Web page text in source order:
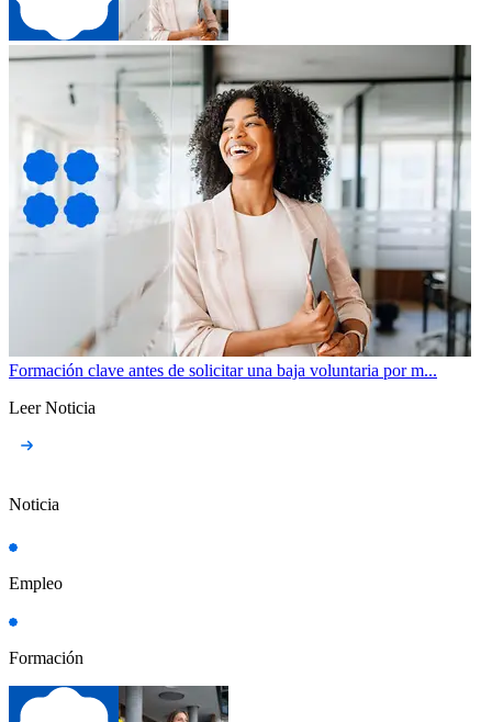
Formación clave antes de solicitar una baja voluntaria por m...
Leer Noticia
Noticia
Empleo
Formación